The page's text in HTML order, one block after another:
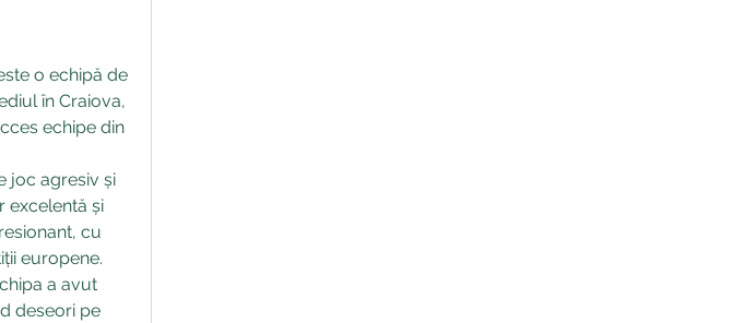
o echipă de
în Craiova,
echipe din
joc agresiv și
excelentă și
cu
europene.
a avut
deseori pe